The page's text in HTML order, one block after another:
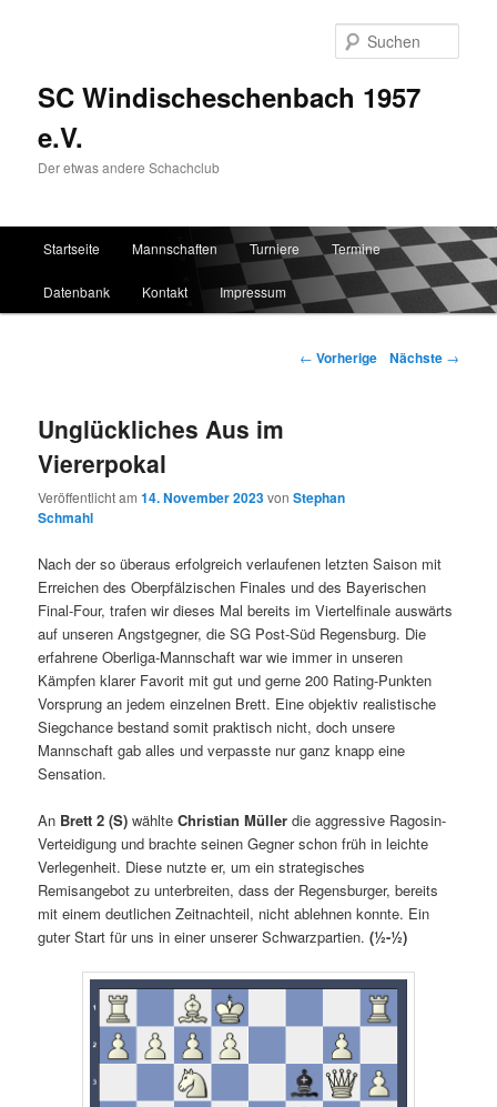
SC Windischeschenbach 1957
e.V.
Der etwas andere Schachclub
Zum Inhalt wechseln
Zum sekundären Inhalt wechseln
Startseite Mannschaften Turniere Termine
Datenbank Kontakt Impressum
Artikelnavigation
← Vorherige Nächste →
Unglückliches Aus im
Viererpokal
Veröffentlicht am14. November 2023vonStephan
Schmahl
Nach der so überaus erfolgreich verlaufenen letzten Saison mit
Erreichen des Oberpfälzischen Finales und des Bayerischen
Final-Four, trafen wir dieses Mal bereits im Viertelfinale auswärts
auf unseren Angstgegner, die SG Post-Süd Regensburg. Die
erfahrene Oberliga-Mannschaft war wie immer in unseren
Kämpfen klarer Favorit mit gut und gerne 200 Rating-Punkten
Vorsprung an jedem einzelnen Brett. Eine objektiv realistische
Siegchance bestand somit praktisch nicht, doch unsere
Mannschaft gab alles und verpasste nur ganz knapp eine
Sensation.
An Brett 2 (S) wählteChristian Müller die aggressive Ragosin-
Verteidigung und brachte seinen Gegner schon früh in leichte
Verlegenheit. Diese nutzte er, um ein strategisches
Remisangebot zu unterbreiten, dass der Regensburger, bereits
mit einem deutlichen Zeitnachteil, nicht ablehnen konnte. Ein
guter Start für uns in einer unserer Schwarzpartien.(½-½)